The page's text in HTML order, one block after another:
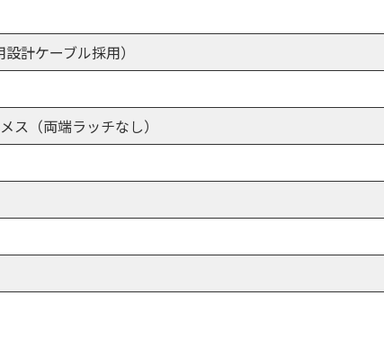
計ケーブル採用）
ス（両端ラッチなし）